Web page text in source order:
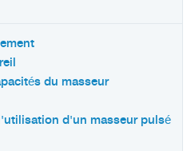
du masseur
d'un masseur pulsé